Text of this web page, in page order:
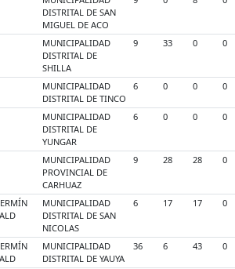
DISTRITAL DE SAN
MIGUEL DE ACO
MUNICIPALIDAD
DISTRITAL DE
SHILLA
9 33 0 0
MUNICIPALIDAD
DISTRITAL DE TINCO
6 0 0 0
MUNICIPALIDAD
DISTRITAL DE
YUNGAR
6 0 0 0
MUNICIPALIDAD
PROVINCIAL DE
CARHUAZ
9 28 28 0
MUNICIPALIDAD
DISTRITAL DE SAN
NICOLAS
6 17 17 0
MUNICIPALIDAD
DISTRITAL DE YAUYA
36 6 43 0